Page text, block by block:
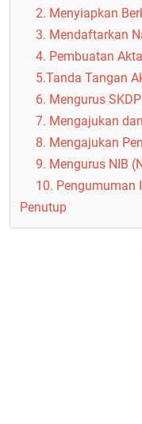
2. Menyiapkan
3. Mendaftarkan
4. Pembuatan
5.Tanda Tangan
6. Mengurus SKDP
7. Mengajukan
8. Mengajukan
9. Mengurus NIB
10. Pengumuman
Penutup